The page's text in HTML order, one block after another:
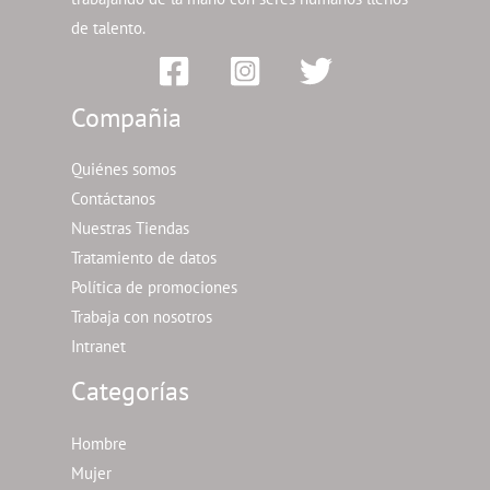
de talento.
Compañia
Quiénes somos
Contáctanos
Nuestras Tiendas
Tratamiento de datos
Política de promociones
Trabaja con nosotros
Intranet
Categorías
Hombre
Mujer